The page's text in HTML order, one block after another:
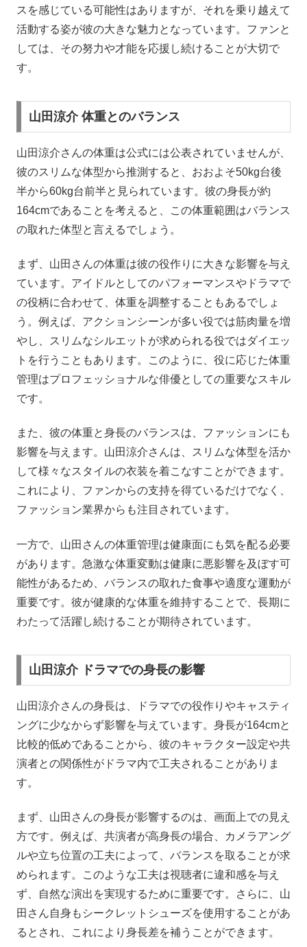
スを感じている可能性はありますが、それを乗り越えて
活動する姿が彼の大きな魅力となっています。ファンと
しては、その努力や才能を応援し続けることが大切で
す。
山田涼介 体重とのバランス
山田涼介さんの体重は公式には公表されていませんが、
彼のスリムな体型から推測すると、おおよそ50kg台後
半から60kg台前半と見られています。彼の身長が約
164cmであることを考えると、この体重範囲はバランス
の取れた体型と言えるでしょう。
まず、山田さんの体重は彼の役作りに大きな影響を与え
ています。アイドルとしてのパフォーマンスやドラマで
の役柄に合わせて、体重を調整することもあるでしょ
う。例えば、アクションシーンが多い役では筋肉量を増
やし、スリムなシルエットが求められる役ではダイエッ
トを行うこともあります。このように、役に応じた体重
管理はプロフェッショナルな俳優としての重要なスキル
です。
また、彼の体重と身長のバランスは、ファッションにも
影響を与えます。山田涼介さんは、スリムな体型を活か
して様々なスタイルの衣装を着こなすことができます。
これにより、ファンからの支持を得ているだけでなく、
ファッション業界からも注目されています。
一方で、山田さんの体重管理は健康面にも気を配る必要
があります。急激な体重変動は健康に悪影響を及ぼす可
能性があるため、バランスの取れた食事や適度な運動が
重要です。彼が健康的な体重を維持することで、長期に
わたって活躍し続けることが期待されています。
山田涼介 ドラマでの身長の影響
山田涼介さんの身長は、ドラマでの役作りやキャスティ
ングに少なからず影響を与えています。身長が164cmと
比較的低めであることから、彼のキャラクター設定や共
演者との関係性がドラマ内で工夫されることがありま
す。
まず、山田さんの身長が影響するのは、画面上での見え
方です。例えば、共演者が高身長の場合、カメラアング
ルや立ち位置の工夫によって、バランスを取ることが求
められます。このような工夫は視聴者に違和感を与え
ず、自然な演出を実現するために重要です。さらに、山
田さん自身もシークレットシューズを使用することがあ
るとされ、これにより身長差を補うことができます。